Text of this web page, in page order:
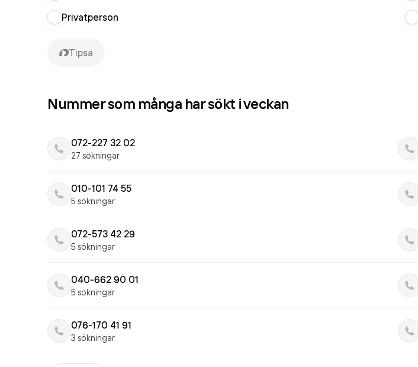
Privatperson
Tipsa
Nummer som många har sökt i veckan
072-227 32 02
27 sökningar
010-101 74 55
5 sökningar
072-573 42 29
5 sökningar
040-662 90 01
5 sökningar
076-170 41 91
3 sökningar